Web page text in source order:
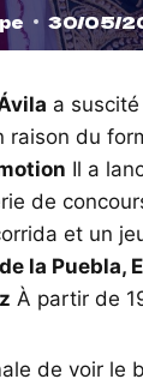
30/05/
a
raison du
Il a
de
et un
la Puebla,
À partir de
de voir le